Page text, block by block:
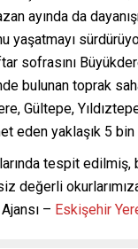
ayında da
yaşatmayı
sofrasını
bulunan toprak
Gültepe,
eden yaklaşık 5 bin
tespit
değerli
– Eskişehir